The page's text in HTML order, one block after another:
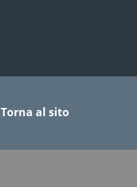
Torna al sito